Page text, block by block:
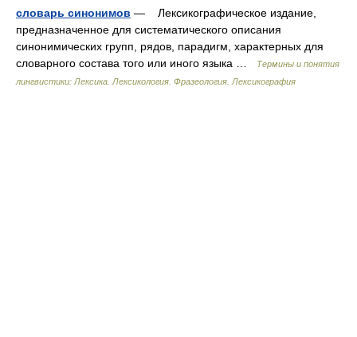
словарь синонимов — Лексикографическое издание,
предназначенное для систематического описания
синонимических групп, рядов, парадигм, характерных для
словарного состава того или иного языка …
Термины и понятия
лингвистики: Лексика. Лексикология. Фразеология. Лексикография